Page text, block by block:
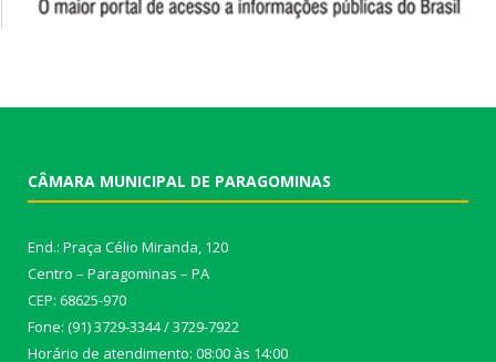
CÂMARA MUNICIPAL DE PARAGOMINAS
End.: Praça Célio Miranda, 120
Centro – Paragominas – PA
CEP: 68625-970
Fone: (91) 3729-3344 / 3729-7922
Horário de atendimento: 08:00 às 14:00